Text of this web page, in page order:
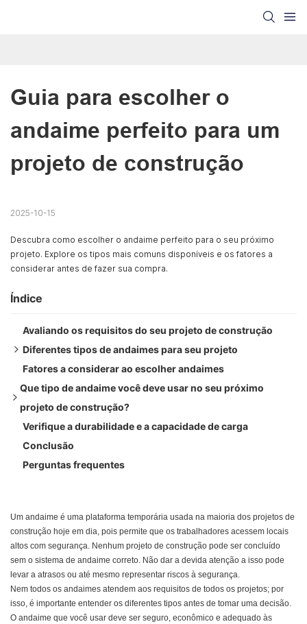
Guia para escolher o
andaime perfeito para um
projeto de construção
2025-10-15
Descubra como escolher o andaime perfeito para o seu próximo
projeto. Explore os tipos mais comuns disponíveis e os fatores a
considerar antes de fazer sua compra.
Índice
Avaliando os requisitos do seu projeto de construção
Diferentes tipos de andaimes para seu projeto
● Andaimes de estrutura
● Andaimes Ringlock
● Andaimes Cuplock
● Andaimes de elevação elétricos
● Andaimes Kwikstage
Fatores a considerar ao escolher andaimes
Que tipo de andaime você deve usar no seu próximo
projeto de construção?
● Qual é o número de trabalhadores que utilizarão o
andaime?
● Qual é a altura e o design da estrutura?
● É um projeto externo ou interno?
Verifique a durabilidade e a capacidade de carga
Conclusão
Perguntas frequentes
Um andaime é uma plataforma temporária usada na maioria dos projetos de
construção hoje em dia, pois permite que os trabalhadores acessem locais
altos com segurança. Nenhum projeto de construção pode ser concluído
sem o sistema de andaime correto. Não dar a devida atenção a isso pode
levar a atrasos ou até mesmo representar riscos à segurança.
Nem todos os andaimes atendem aos requisitos de todos os projetos; por
isso, é importante entender os diferentes tipos antes de tomar uma decisão.
O andaime que você usar deve ser seguro, econômico e adequado às